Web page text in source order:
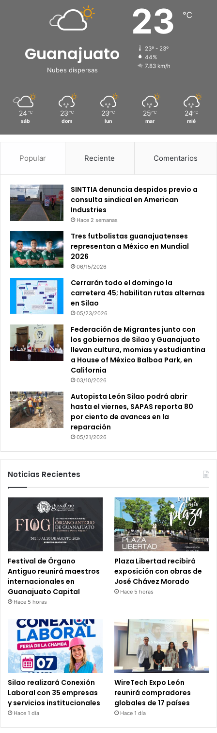
Guanajuato
Nubes dispersas
23 ℃
23º - 23º
44%
7.83 km/h
24 ℃
sáb
23 ℃
dom
23 ℃
lun
25 ℃
mar
24 ℃
mié
Popular Reciente Comentarios
SINTTIA denuncia despidos previo a
consulta sindical en American
Industries
Hace 2 semanas
Tres futbolistas guanajuatenses
representan a México en Mundial
2026
06/15/2026
Cerrarán todo el domingo la
carretera 45; habilitan rutas alternas
en Silao
05/23/2026
Federación de Migrantes junto con
los gobiernos de Silao y Guanajuato
llevan cultura, momias y estudiantina
a House of México Balboa Park, en
California
03/10/2026
Autopista León Silao podrá abrir
hasta el viernes, SAPAS reporta 80
por ciento de avances en la
reparación
05/21/2026
Noticias Recientes
Festival de Órgano
Antiguo reunirá maestros
internacionales en
Guanajuato Capital
Hace 5 horas
Plaza Libertad recibirá
exposición con obras de
José Chávez Morado
Hace 5 horas
Silao realizará Conexión
Laboral con 35 empresas
y servicios institucionales
Hace 1 día
WireTech Expo León
reunirá compradores
globales de 17 países
Hace 1 día